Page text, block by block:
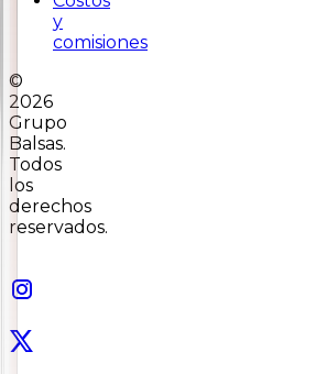
y
comisiones
©
2026
Grupo
Balsas.
Todos
los
derechos
reservados.